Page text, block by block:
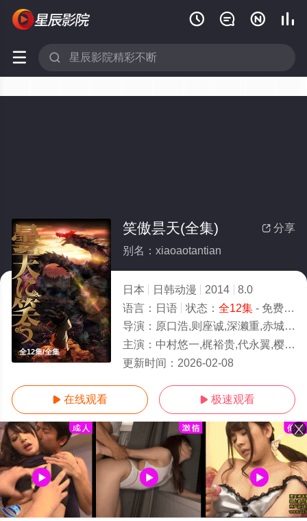
   
 
全12集/全集
 分享
笑傲昙天(全集)
别名：xiaoaotantian
日本 日韩动漫 2014
8.0
语言： 日语 状态： 全12集- 免费在线观看
导演： 原口浩,则座诚,深濑重,赤城博昭,濑藤健嗣,高田昌宏,松村
主演： 中村悠一,梶裕贵,代永翼,樱井孝宏,能登麻美子,鸟海浩辅,佐藤利奈,铃村健一,游佐浩二,下野纮,三木真一郎
更新时间： 2026-02-08
 在线观看  极速观看